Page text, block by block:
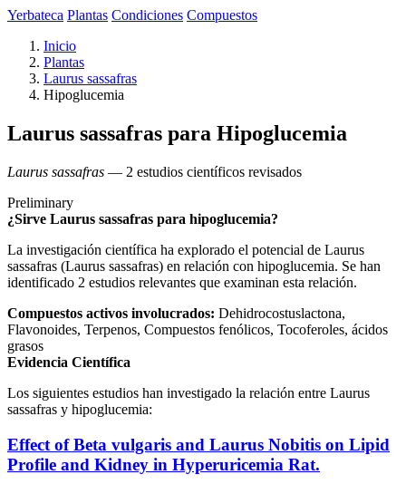
Yerbateca Plantas Condiciones Compuestos
Inicio
Plantas
Laurus sassafras
Hipoglucemia
Laurus sassafras para Hipoglucemia
Laurus sassafras — 2 estudios científicos revisados
Preliminary
¿Sirve Laurus sassafras para hipoglucemia?
La investigación científica ha explorado el potencial de Laurus
sassafras (Laurus sassafras) en relación con hipoglucemia. Se han
identificado 2 estudios relevantes que examinan esta relación.
Compuestos activos involucrados: Dehidrocostuslactona,
Flavonoides, Terpenos, Compuestos fenólicos, Tocoferoles, ácidos
grasos
Evidencia Científica
Los siguientes estudios han investigado la relación entre Laurus
sassafras y hipoglucemia:
Effect of Beta vulgaris and Laurus Nobitis on Lipid
Profile and Kidney in Hyperuricemia Rat.